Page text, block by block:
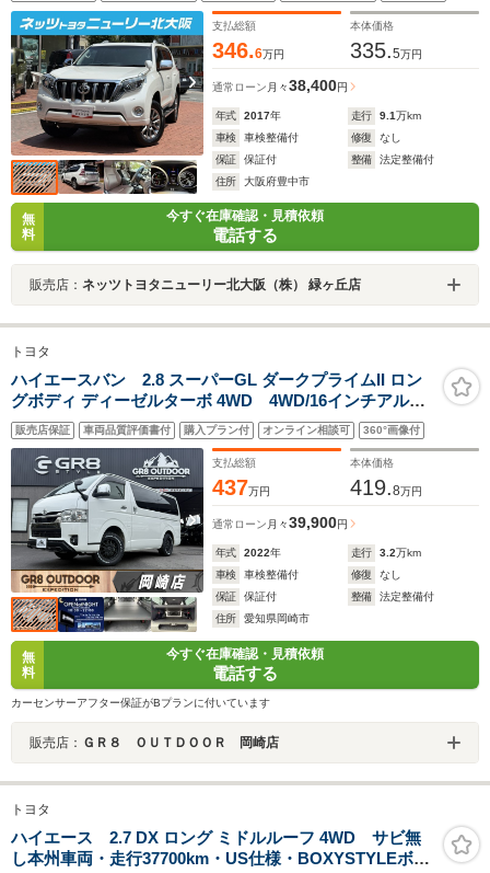
支払総額
346.6万円
本体価格
335.5万円
通常ローン 月々38,400円
年式 2017年 走行 9.1万km
車検
車検整備付 修復
なし
保証
保証付 整備
法定整備付
住所
大阪府豊中市
無
料
今すぐ在庫確認・見積依頼
電話する
販売店： ネッツトヨタニューリー北大阪（株） 緑ヶ丘店
トヨタ
ハイエースバン 2.8 スーパーGL ダークプライムII ロン
グボディ ディーゼルターボ 4WD 4WD/16インチアルミ/
フロントエアロ/ベットキット/シートカバー/エンジンカバ
ー/両側電動スライドドア/衝突軽減ブレーキ/パノラミック
ビューモニター/純正7インチナビ/キャンピングカー/車中
泊
販売店保証 車両品質評価書付 購入プラン付 オンライン相談可 360°画像付
支払総額
437万円
本体価格
419.8万円
通常ローン 月々39,900円
年式 2022年 走行 3.2万km
車検
車検整備付 修復
なし
保証
保証付 整備
法定整備付
住所
愛知県岡崎市
無
料
今すぐ在庫確認・見積依頼
電話する
カーセンサーアフター保証がBプランに付いています
販売店： ＧＲ８ ＯＵＴＤＯＯＲ 岡崎店
トヨタ
ハイエース 2.7 DX ロング ミドルルーフ 4WD サビ無
し本州車両・走行37700km・US仕様・BOXYSTYLEボン